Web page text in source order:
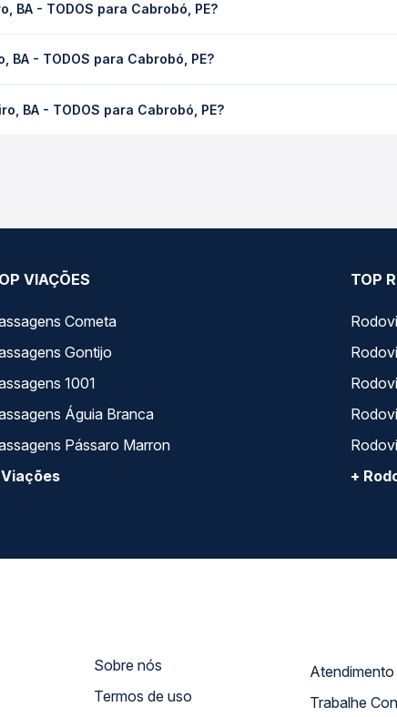
BA - TODOS para Cabrobó, PE?
você consulta os horários disponíveis e vê a duração exata
- TODOS para Cabrobó, PE?
compara os preços de todas as viações em tempo real e
BA - TODOS para Cabrobó, PE?
VIAÇÕES
Cometa
Gontijo
1001
Águia Branca
Pássaro Marron
TOP
+
Sobre nós
Termos de uso
Trabalhe